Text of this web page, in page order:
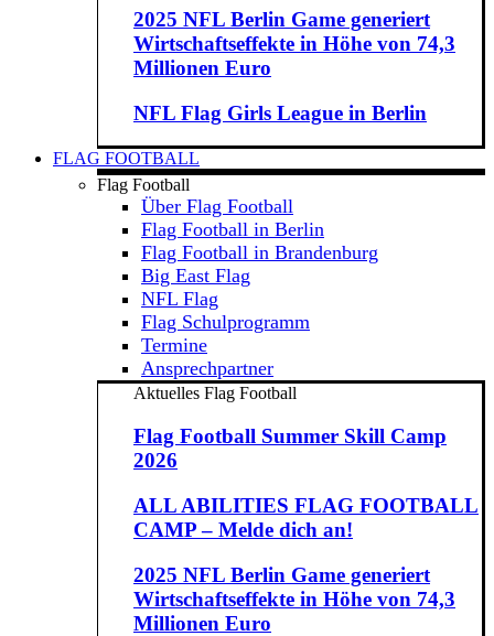
2025 NFL Berlin Game generiert
Wirtschaftseffekte in Höhe von 74,3
Millionen Euro
NFL Flag Girls League in Berlin
FLAG FOOTBALL
Flag Football
Über Flag Football
Flag Football in Berlin
Flag Football in Brandenburg
Big East Flag
NFL Flag
Flag Schulprogramm
Termine
Ansprechpartner
Aktuelles Flag Football
Flag Football Summer Skill Camp
2026
ALL ABILITIES FLAG FOOTBALL
CAMP – Melde dich an!
2025 NFL Berlin Game generiert
Wirtschaftseffekte in Höhe von 74,3
Millionen Euro